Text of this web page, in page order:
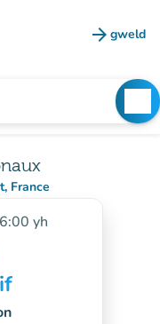
arrow_forward gweld
(tab
France
yh